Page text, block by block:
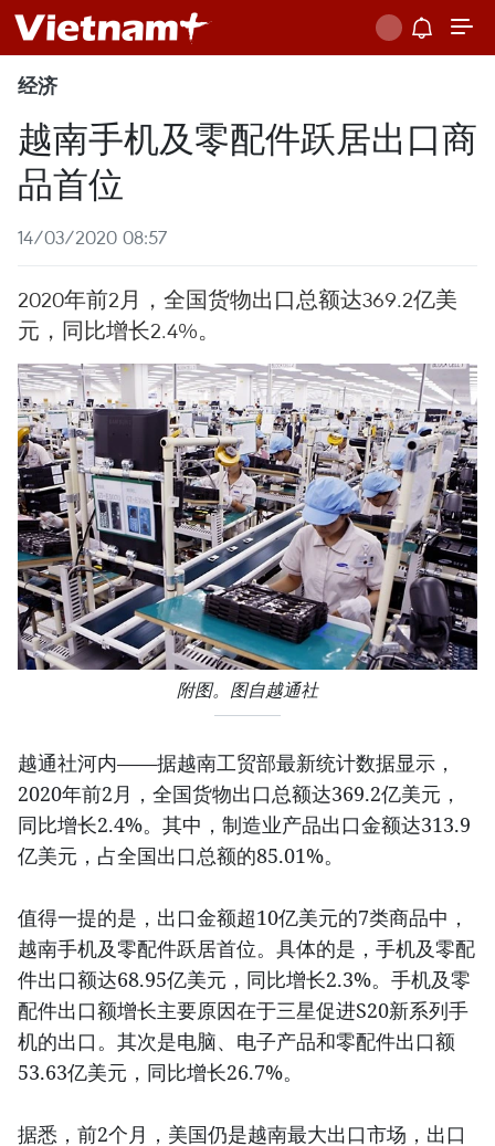
经济
越南手机及零配件跃居出口商
品首位
14/03/2020 08:57
2020年前2月，全国货物出口总额达369.2亿美
元，同比增长2.4%。
附图。图自越通社
越通社河内——据越南工贸部最新统计数据显示，
2020年前2月，全国货物出口总额达369.2亿美元，
同比增长2.4%。其中，制造业产品出口金额达313.9
亿美元，占全国出口总额的85.01%。
值得一提的是，出口金额超10亿美元的7类商品中，
越南手机及零配件跃居首位。具体的是，手机及零配
件出口额达68.95亿美元，同比增长2.3%。手机及零
配件出口额增长主要原因在于三星促进S20新系列手
机的出口。其次是电脑、电子产品和零配件出口额
53.63亿美元，同比增长26.7%。
据悉，前2个月，美国仍是越南最大出口市场，出口